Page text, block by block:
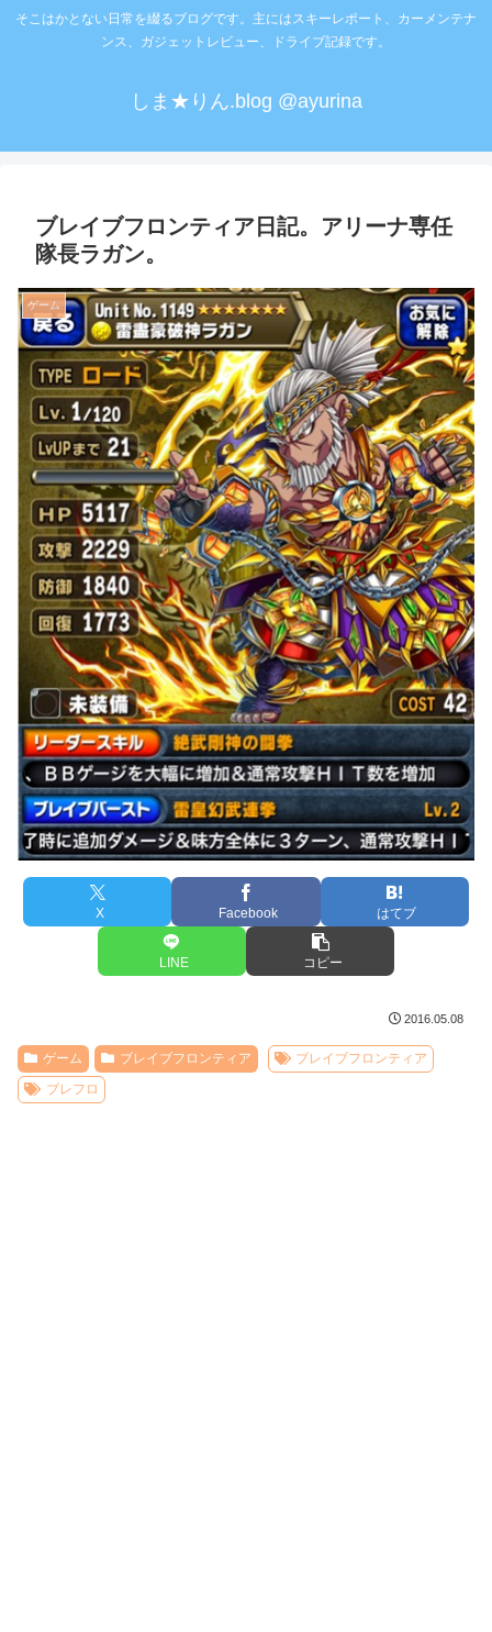
そこはかとない日常を綴るブログです。主にはスキーレポート、カーメンテナ
ンス、ガジェットレビュー、ドライブ記録です。
しま★りん.blog @ayurina
ブレイブフロンティア日記。アリーナ専任
隊長ラガン。
ゲーム
X Facebook はてブ
LINE コピー
2016.05.08
ゲーム ブレイブフロンティア
ブレイブフロンティア
ブレフロ